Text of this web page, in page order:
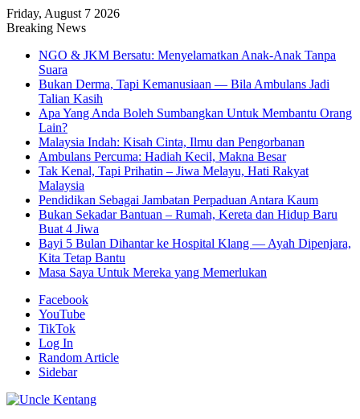
Friday, August 7 2026
Breaking News
NGO & JKM Bersatu: Menyelamatkan Anak-Anak Tanpa
Suara
Bukan Derma, Tapi Kemanusiaan — Bila Ambulans Jadi
Talian Kasih
Apa Yang Anda Boleh Sumbangkan Untuk Membantu Orang
Lain?
Malaysia Indah: Kisah Cinta, Ilmu dan Pengorbanan
Ambulans Percuma: Hadiah Kecil, Makna Besar
Tak Kenal, Tapi Prihatin – Jiwa Melayu, Hati Rakyat
Malaysia
Pendidikan Sebagai Jambatan Perpaduan Antara Kaum
Bukan Sekadar Bantuan – Rumah, Kereta dan Hidup Baru
Buat 4 Jiwa
Bayi 5 Bulan Dihantar ke Hospital Klang — Ayah Dipenjara,
Kita Tetap Bantu
Masa Saya Untuk Mereka yang Memerlukan
Facebook
YouTube
TikTok
Log In
Random Article
Sidebar